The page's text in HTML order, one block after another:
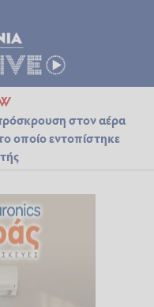
στον αέρα
οποίο εντοπίστηκε